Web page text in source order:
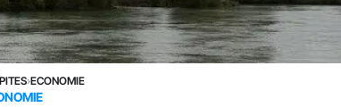
›ECONOMIE